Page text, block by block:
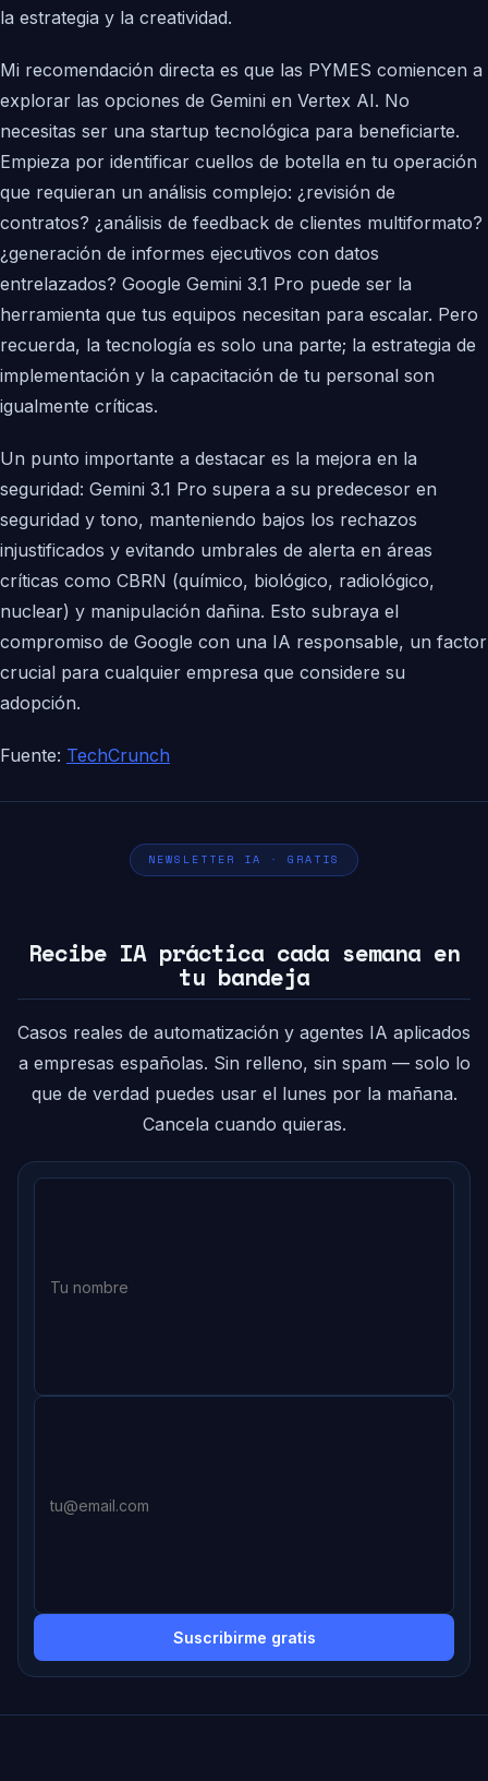
la estrategia y la creatividad.
Mi recomendación directa es que las PYMES comiencen a
explorar las opciones de Gemini en Vertex AI. No
necesitas ser una startup tecnológica para beneficiarte.
Empieza por identificar cuellos de botella en tu operación
que requieran un análisis complejo: ¿revisión de
contratos? ¿análisis de feedback de clientes multiformato?
¿generación de informes ejecutivos con datos
entrelazados? Google Gemini 3.1 Pro puede ser la
herramienta que tus equipos necesitan para escalar. Pero
recuerda, la tecnología es solo una parte; la estrategia de
implementación y la capacitación de tu personal son
igualmente críticas.
Un punto importante a destacar es la mejora en la
seguridad: Gemini 3.1 Pro supera a su predecesor en
seguridad y tono, manteniendo bajos los rechazos
injustificados y evitando umbrales de alerta en áreas
críticas como CBRN (químico, biológico, radiológico,
nuclear) y manipulación dañina. Esto subraya el
compromiso de Google con una IA responsable, un factor
crucial para cualquier empresa que considere su
adopción.
Fuente: TechCrunch
NEWSLETTER IA · GRATIS
Recibe IA práctica cada semana en
tu bandeja
Casos reales de automatización y agentes IA aplicados
a empresas españolas. Sin relleno, sin spam — solo lo
que de verdad puedes usar el lunes por la mañana.
Cancela cuando quieras.
Suscribirme gratis